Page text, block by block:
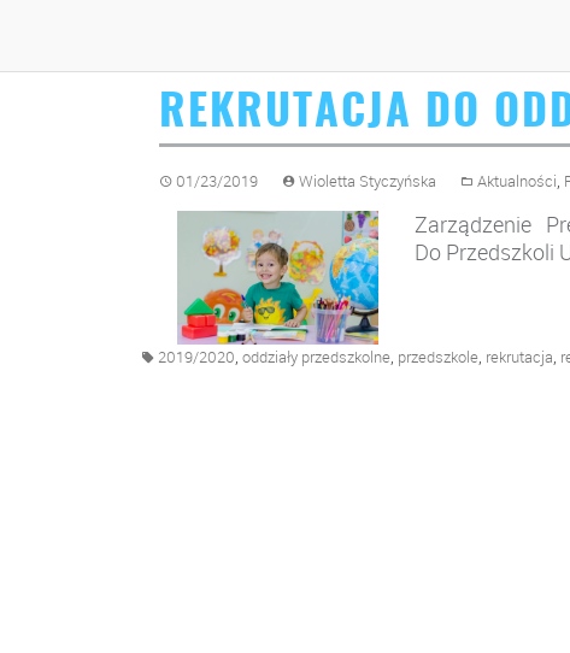
REKRUTACJA DO
01/23/2019 Wioletta Styczyńska Aktualności,
Zarządzenie
Do Przedszkoli
2019/2020 oddziały przedszkolne przedszkole rekrutacja